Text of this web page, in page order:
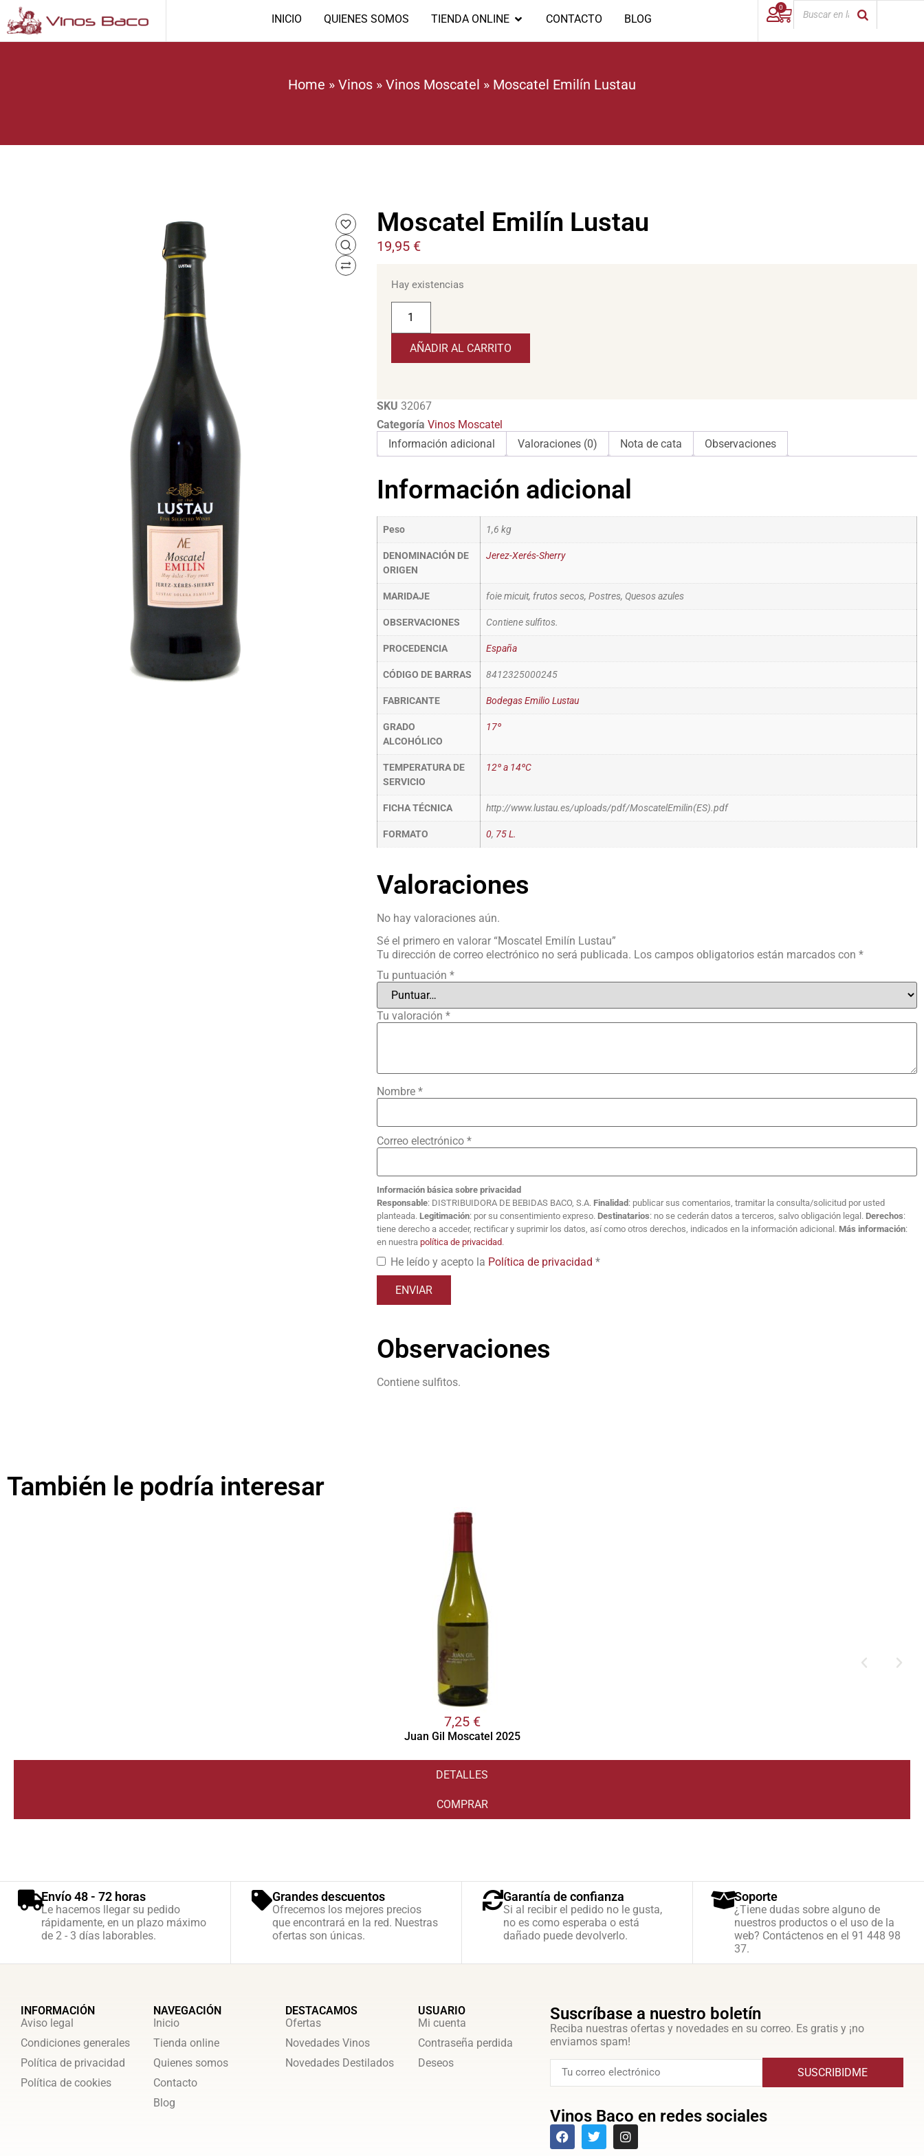
INICIO QUIENES SOMOS TIENDA ONLINE CONTACTO BLOG
0
Home » Vinos » Vinos Moscatel » Moscatel Emilín Lustau
Moscatel Emilín Lustau
19,95 €
Hay existencias
AÑADIR AL CARRITO
SKU 32067
Categoría Vinos Moscatel
Información adicional
Valoraciones (0) Nota de cata Observaciones
Información adicional
Peso 1,6 kg
DENOMINACIÓN DE
ORIGEN
Jerez-Xerés-Sherry
MARIDAJE foie micuit, frutos secos, Postres, Quesos azules
OBSERVACIONES Contiene sulfitos.
PROCEDENCIA España
CÓDIGO DE BARRAS 8412325000245
FABRICANTE Bodegas Emilio Lustau
GRADO
ALCOHÓLICO
17º
TEMPERATURA DE
SERVICIO
12º a 14ºC
FICHA TÉCNICA http://www.lustau.es/uploads/pdf/MoscatelEmilin(ES).pdf
FORMATO 0, 75 L.
Valoraciones
No hay valoraciones aún.
Sé el primero en valorar “Moscatel Emilín Lustau”
Tu dirección de correo electrónico no será publicada. Los campos obligatorios están marcados con *
Tu puntuación *
Tu valoración *
Nombre *
Correo electrónico *
Información básica sobre privacidad
Responsable: DISTRIBUIDORA DE BEBIDAS BACO, S.A. Finalidad : publicar sus comentarios, tramitar la consulta/solicitud por usted
planteada. Legitimación: por su consentimiento expreso. Destinatarios: no se cederán datos a terceros, salvo obligación legal. Derechos:
tiene derecho a acceder, rectificar y suprimir los datos, así como otros derechos, indicados en la información adicional. Más información:
en nuestra política de privacidad.
He leído y acepto la Política de privacidad *
Observaciones
Contiene sulfitos.
También le podría interesar
7,25 €
Juan Gil Moscatel 2025
DETALLES
COMPRAR
Envío 48 - 72 horas
Le hacemos llegar su pedido
rápidamente, en un plazo máximo
de 2 - 3 días laborables.
Grandes descuentos
Ofrecemos los mejores precios
que encontrará en la red. Nuestras
ofertas son únicas.
Garantía de confianza
Si al recibir el pedido no le gusta,
no es como esperaba o está
dañado puede devolverlo.
Soporte
¿Tiene dudas sobre alguno de
nuestros productos o el uso de la
web? Contáctenos en el 91 448 98
37.
INFORMACIÓN
Aviso legal
Condiciones generales
Política de privacidad
Política de cookies
NAVEGACIÓN
Inicio
Tienda online
Quienes somos
Contacto
Blog
DESTACAMOS
Ofertas
Novedades Vinos
Novedades Destilados
USUARIO
Mi cuenta
Contraseña perdida
Deseos
Suscríbase a nuestro boletín
Reciba nuestras ofertas y novedades en su correo. Es gratis y ¡no
enviamos spam!
SUSCRIBIDME
Vinos Baco en redes sociales